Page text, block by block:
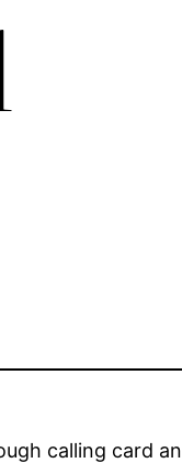
calling card